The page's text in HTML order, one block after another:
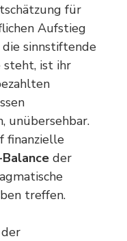
für
Aufstieg
die sinnstiftende
ist ihr
unübersehbar.
finanzielle
der
treffen.